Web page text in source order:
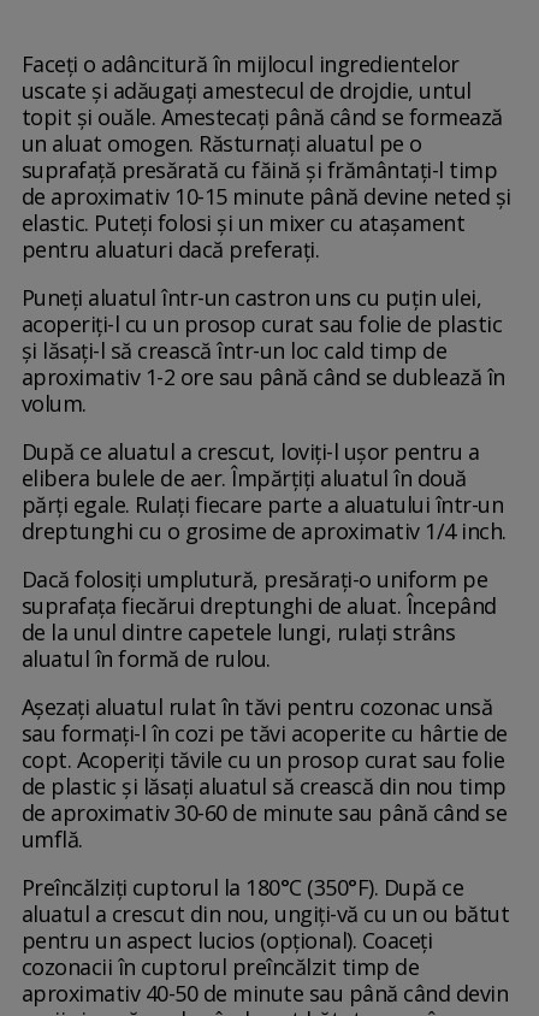
Faceți o adâncitură în mijlocul ingredientelor
uscate și adăugați amestecul de drojdie, untul
topit și ouăle. Amestecați până când se formează
un aluat omogen. Răsturnați aluatul pe o
suprafață presărată cu făină și frământați-l timp
de aproximativ 10-15 minute până devine neted și
elastic. Puteți folosi și un mixer cu atașament
pentru aluaturi dacă preferați.
Puneți aluatul într-un castron uns cu puțin ulei,
acoperiți-l cu un prosop curat sau folie de plastic
și lăsați-l să crească într-un loc cald timp de
aproximativ 1-2 ore sau până când se dublează în
volum.
După ce aluatul a crescut, loviți-l ușor pentru a
elibera bulele de aer. Împărțiți aluatul în două
părți egale. Rulați fiecare parte a aluatului într-un
dreptunghi cu o grosime de aproximativ 1/4 inch.
Dacă folosiți umplutură, presărați-o uniform pe
suprafața fiecărui dreptunghi de aluat. Începând
de la unul dintre capetele lungi, rulați strâns
aluatul în formă de rulou.
Așezați aluatul rulat în tăvi pentru cozonac unsă
sau formați-l în cozi pe tăvi acoperite cu hârtie de
copt. Acoperiți tăvile cu un prosop curat sau folie
de plastic și lăsați aluatul să crească din nou timp
de aproximativ 30-60 de minute sau până când se
umflă.
Preîncălziți cuptorul la 180°C (350°F). După ce
aluatul a crescut din nou, ungiți-vă cu un ou bătut
pentru un aspect lucios (opțional). Coaceți
cozonacii în cuptorul preîncălzit timp de
aproximativ 40-50 de minute sau până când devin